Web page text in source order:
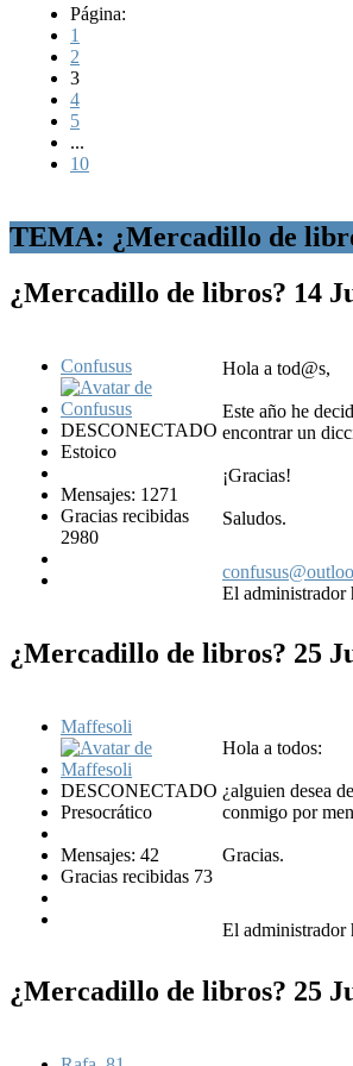
Página:
1
2
3
4
5
...
10
TEMA: ¿Mercadillo de
¿Mercadillo de libros? 14
Confusus
DESCONECTADO
Estoico
Mensajes: 1271
Gracias recibidas
2980
Hola a tod@s,
Este año he
encontrar un
¡Gracias!
Saludos.
El administrador
¿Mercadillo de libros? 25
Maffesoli
DESCONECTADO
Presocrático
Mensajes: 42
Gracias recibidas 73
Hola a todos:
¿alguien desea
conmigo por
Gracias.
El administrador
¿Mercadillo de libros? 25